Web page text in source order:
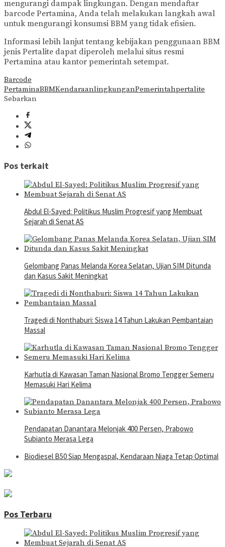
mengurangi dampak lingkungan. Dengan mendaftar
barcode Pertamina, Anda telah melakukan langkah awal
untuk mengurangi konsumsi BBM yang tidak efisien.
Informasi lebih lanjut tentang kebijakan penggunaan BBM
jenis Pertalite dapat diperoleh melalui situs resmi
Pertamina atau kantor pemerintah setempat.
Barcode
PertaminaBBMKendaraanlingkunganPemerintahpertalite
Sebarkan
Pos terkait
Abdul El-Sayed: Politikus Muslim Progresif yang Membuat
Sejarah di Senat AS
Gelombang Panas Melanda Korea Selatan, Ujian SIM Ditunda
dan Kasus Sakit Meningkat
Tragedi di Nonthaburi: Siswa 14 Tahun Lakukan Pembantaian
Massal
Karhutla di Kawasan Taman Nasional Bromo Tengger Semeru
Memasuki Hari Kelima
Pendapatan Danantara Melonjak 400 Persen, Prabowo
Subianto Merasa Lega
Biodiesel B50 Siap Mengaspal, Kendaraan Niaga Tetap Optimal
Pos Terbaru